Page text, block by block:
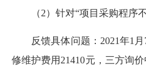
（2）针对“项目采购程序不
反馈具体问题：2021年1月
修维护费用21410元，三方询